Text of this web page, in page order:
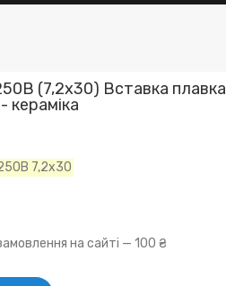
(7,2x30) Вставка плавка
кераміка
7,2x30
на сайті — 100 ₴